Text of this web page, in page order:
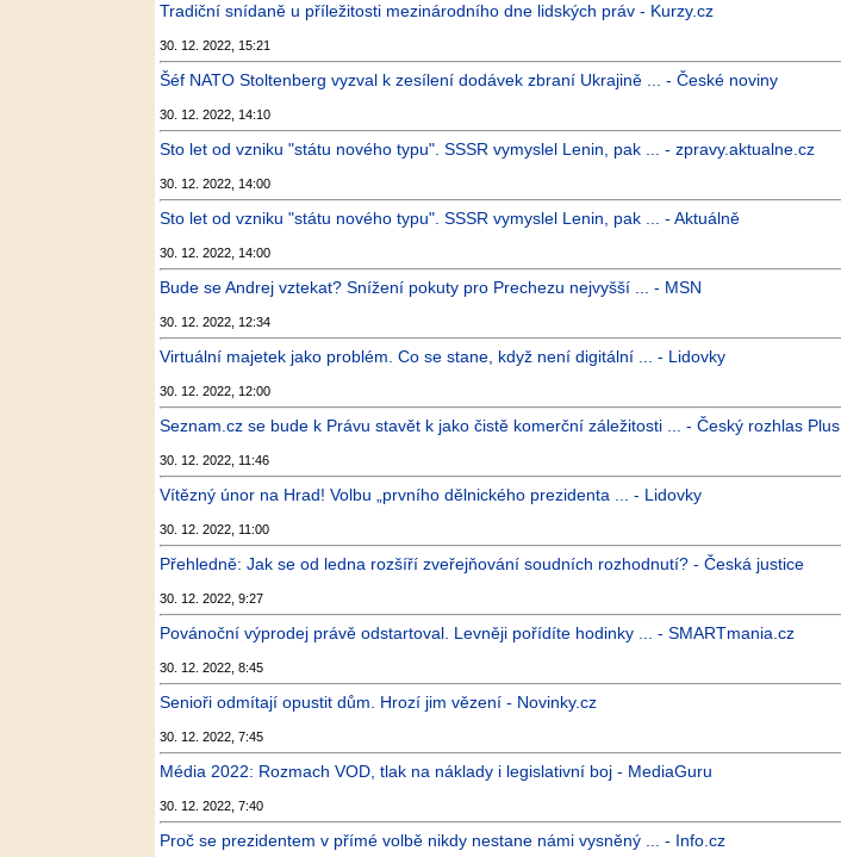
Tradiční snídaně u příležitosti mezinárodního dne lidských práv - Kurzy.cz
30. 12. 2022, 15:21
Šéf NATO Stoltenberg vyzval k zesílení dodávek zbraní Ukrajině ... - České noviny
30. 12. 2022, 14:10
Sto let od vzniku "státu nového typu". SSSR vymyslel Lenin, pak ... - zpravy.aktualne.cz
30. 12. 2022, 14:00
Sto let od vzniku "státu nového typu". SSSR vymyslel Lenin, pak ... - Aktuálně
30. 12. 2022, 14:00
Bude se Andrej vztekat? Snížení pokuty pro Prechezu nejvyšší ... - MSN
30. 12. 2022, 12:34
Virtuální majetek jako problém. Co se stane, když není digitální ... - Lidovky
30. 12. 2022, 12:00
Seznam.cz se bude k Právu stavět k jako čistě komerční záležitosti ... - Český rozhlas Plus
30. 12. 2022, 11:46
Vítězný únor na Hrad! Volbu „prvního dělnického prezidenta ... - Lidovky
30. 12. 2022, 11:00
Přehledně: Jak se od ledna rozšíří zveřejňování soudních rozhodnutí? - Česká justice
30. 12. 2022, 9:27
Povánoční výprodej právě odstartoval. Levněji pořídíte hodinky ... - SMARTmania.cz
30. 12. 2022, 8:45
Senioři odmítají opustit dům. Hrozí jim vězení - Novinky.cz
30. 12. 2022, 7:45
Média 2022: Rozmach VOD, tlak na náklady i legislativní boj - MediaGuru
30. 12. 2022, 7:40
Proč se prezidentem v přímé volbě nikdy nestane námi vysněný ... - Info.cz